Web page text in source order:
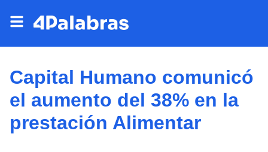
Capital Humano comunicó
el aumento del 38% en la
prestación Alimentar